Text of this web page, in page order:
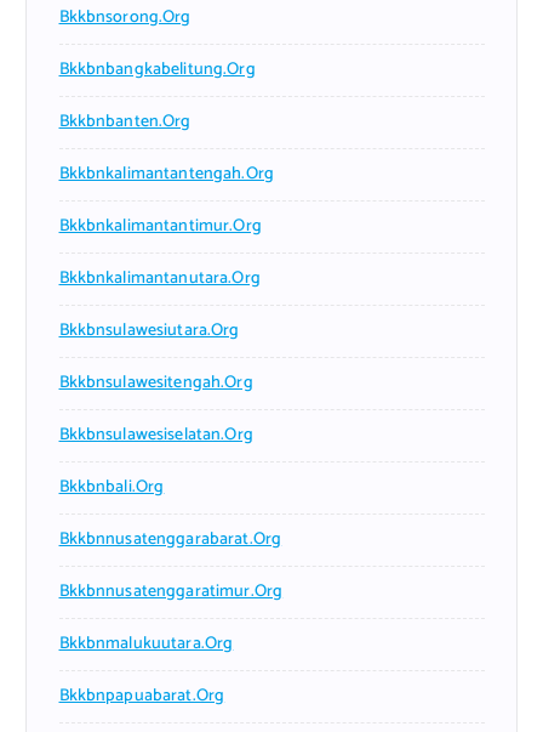
Bkkbnsorong.org
Bkkbnbangkabelitung.org
Bkkbnbanten.org
Bkkbnkalimantantengah.org
Bkkbnkalimantantimur.org
Bkkbnkalimantanutara.org
Bkkbnsulawesiutara.org
Bkkbnsulawesitengah.org
Bkkbnsulawesiselatan.org
Bkkbnbali.org
Bkkbnnusatenggarabarat.org
Bkkbnnusatenggaratimur.org
Bkkbnmalukuutara.org
Bkkbnpapuabarat.org